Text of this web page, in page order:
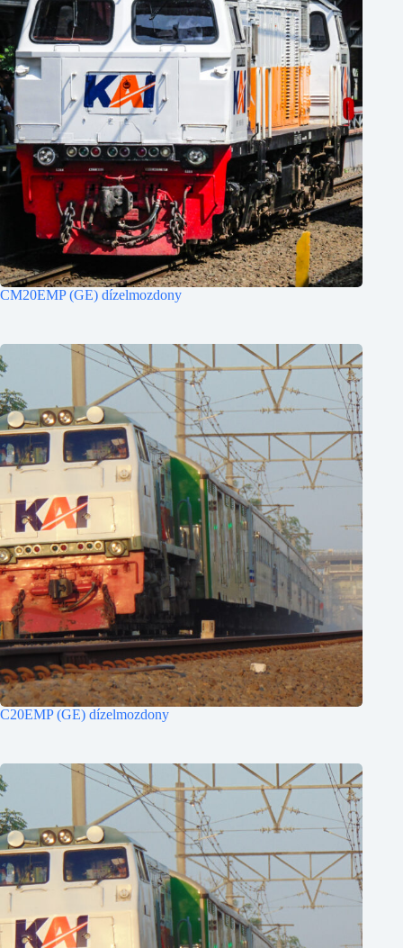
CM20EMP (GE) dízelmozdony
C20EMP (GE) dízelmozdony